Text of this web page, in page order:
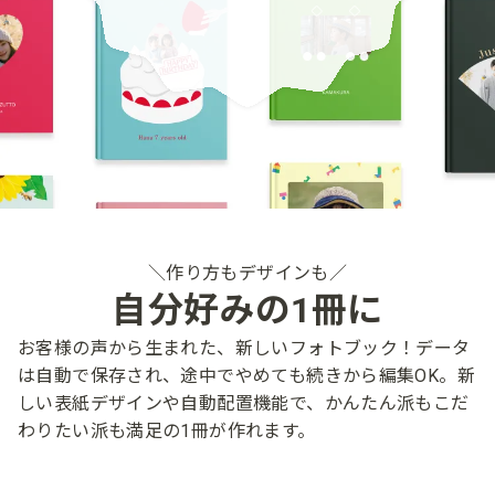
作り方も​デザインも
自分​好みの​1冊に​
お客様の​声から​生まれた、​新しい​フォトブック！​ データ
は​自動で​保存され、​途中で​やめても​続きから​編集OK。​​ 新
しい​表紙デザインや​自動配置機能で、​かんたん派も​こだ
わりたい派も​満足の​1冊が​作れます。​